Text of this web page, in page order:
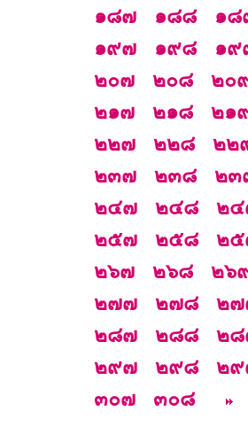
๑๘๗
๑๘๘
๑๘
๑๙๗
๑๙๘
๑๙
๒๐๗
๒๐๘
๒๐
๒๑๗
๒๑๘
๒๑
๒๒๗
๒๒๘
๒๒
๒๓๗
๒๓๘
๒๓
๒๔๗
๒๔๘
๒
๒๕๗
๒๕๘
๒
๒๖๗
๒๖๘
๒๖
๒๗๗
๒๗๘
๒
๒๘๗
๒๘๘
๒
๒๙๗
๒๙๘
๒
๓๐๗
๓๐๘